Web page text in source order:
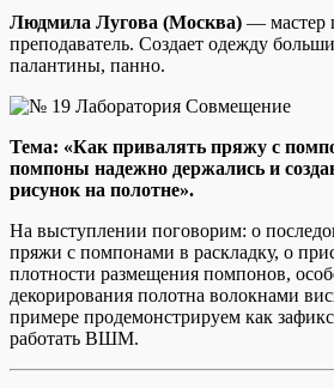
Людмила Лугова (Москва) — мастер
преподаватель. Создает одежду
палантины, панно.
Тема: «Как привалять пряжу с
помпоны надежно держались и
рисунок на полотне».
На выступлении поговорим: о
пряжи с помпонами в раскладку, о
плотности размещения помпонов,
декорирования полотна волокнами
примере продемонстрируем как
работать ВШМ.